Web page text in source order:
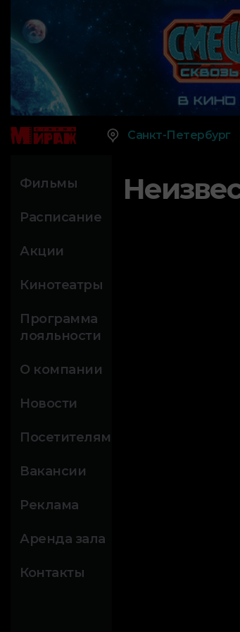
Санкт-Петербург
Фильмы
Расписание
Акции
Кинотеатры
Программа
лояльности
О компании
Новости
Посетителям
Вакансии
Реклама
Аренда зала
Контакты